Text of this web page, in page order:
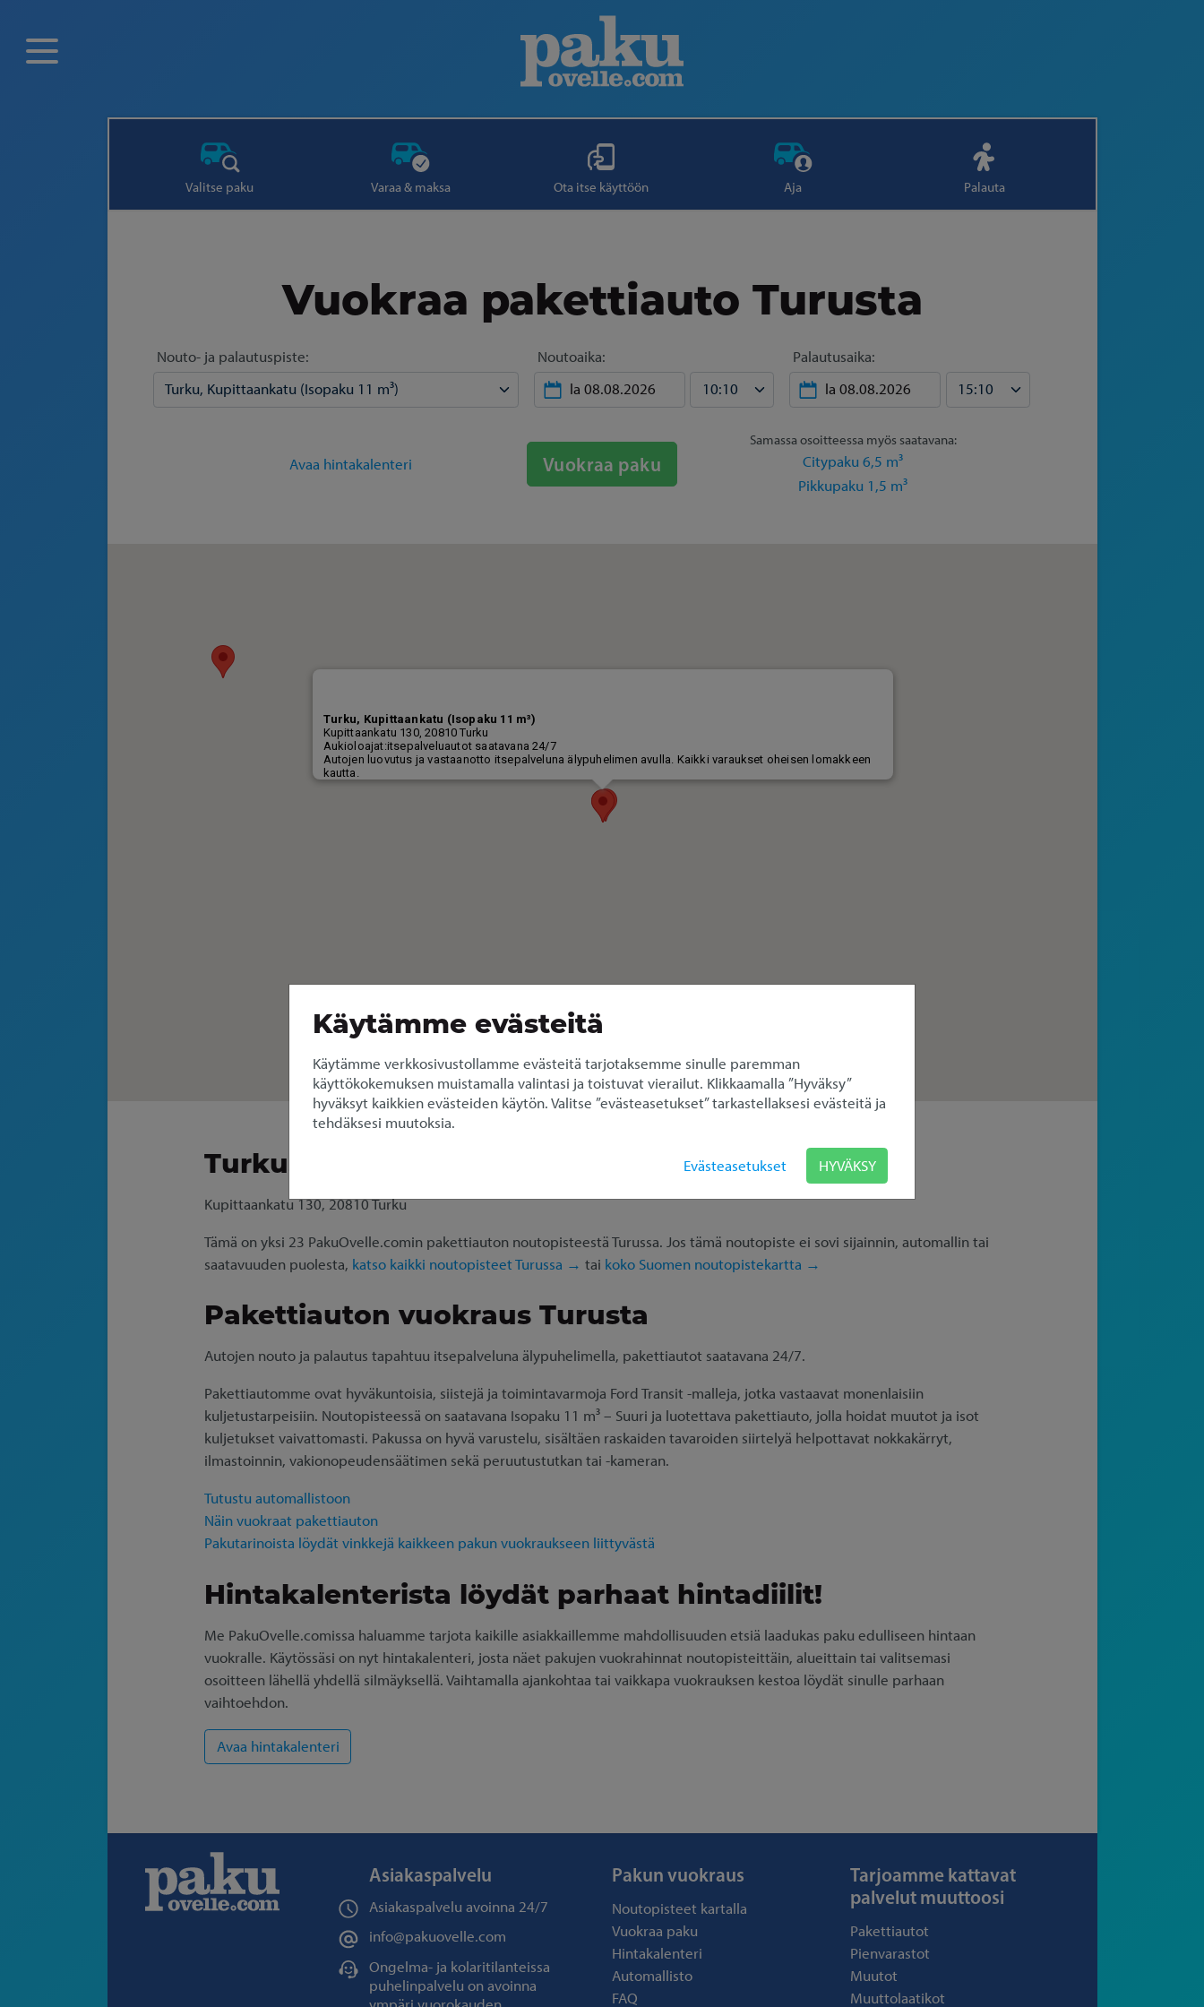
Valitse paku Varaa & maksa Ota itse käyttöön Aja Palauta
Vuokraa pakettiauto Turusta
Nouto- ja palautuspiste: Noutoaika: Palautusaika:
Avaa hintakalenteri Vuokraa paku
Samassa osoitteessa myös saatavana:
Citypaku 6,5 m³
Pikkupaku 1,5 m³
Turku, Kupittaankatu (Isopaku 11 m³)
Kupittaankatu 130, 20810 Turku
Tämä on yksi 23 PakuOvelle.comin pakettiauton noutopisteestä Turussa. Jos tämä noutopiste ei sovi sijainnin, automallin tai
saatavuuden puolesta, katso kaikki noutopisteet Turussa → tai koko Suomen noutopistekartta →
Pakettiauton vuokraus Turusta
Autojen nouto ja palautus tapahtuu itsepalveluna älypuhelimella, pakettiautot saatavana 24/7.
Pakettiautomme ovat hyväkuntoisia, siistejä ja toimintavarmoja Ford Transit -malleja, jotka vastaavat monenlaisiin
kuljetustarpeisiin. Noutopisteessä on saatavana Isopaku 11 m³ – Suuri ja luotettava pakettiauto, jolla hoidat muutot ja isot
kuljetukset vaivattomasti. Pakussa on hyvä varustelu, sisältäen raskaiden tavaroiden siirtelyä helpottavat nokkakärryt,
ilmastoinnin, vakionopeudensäätimen sekä peruutustutkan tai -kameran.
Tutustu automallistoon
Näin vuokraat pakettiauton
Pakutarinoista löydät vinkkejä kaikkeen pakun vuokraukseen liittyvästä
Hintakalenterista löydät parhaat hintadiilit!
Me PakuOvelle.comissa haluamme tarjota kaikille asiakkaillemme mahdollisuuden etsiä laadukas paku edulliseen hintaan
vuokralle. Käytössäsi on nyt hintakalenteri, josta näet pakujen vuokrahinnat noutopisteittäin, alueittain tai valitsemasi
osoitteen lähellä yhdellä silmäyksellä. Vaihtamalla ajankohtaa tai vaikkapa vuokrauksen kestoa löydät sinulle parhaan
vaihtoehdon.
Asiakaspalvelu
Asiakaspalvelu avoinna 24/7
info@pakuovelle.com
Ongelma- ja kolaritilanteissa
puhelinpalvelu on avoinna
Pakun vuokraus
Noutopisteet kartalla
Vuokraa paku
Hintakalenteri
Automallisto
FAQ
Tarjoamme kattavat
palvelut muuttoosi
Pakettiautot
Pienvarastot
Muutot
Muuttolaatikot
Käytämme evästeitä
Käytämme verkkosivustollamme evästeitä tarjotaksemme sinulle paremman
käyttökokemuksen muistamalla valintasi ja toistuvat vierailut. Klikkaamalla ”Hyväksy”
hyväksyt kaikkien evästeiden käytön. Valitse ”evästeasetukset” tarkastellaksesi evästeitä ja
tehdäksesi muutoksia.
Evästeasetukset HYVÄKSY